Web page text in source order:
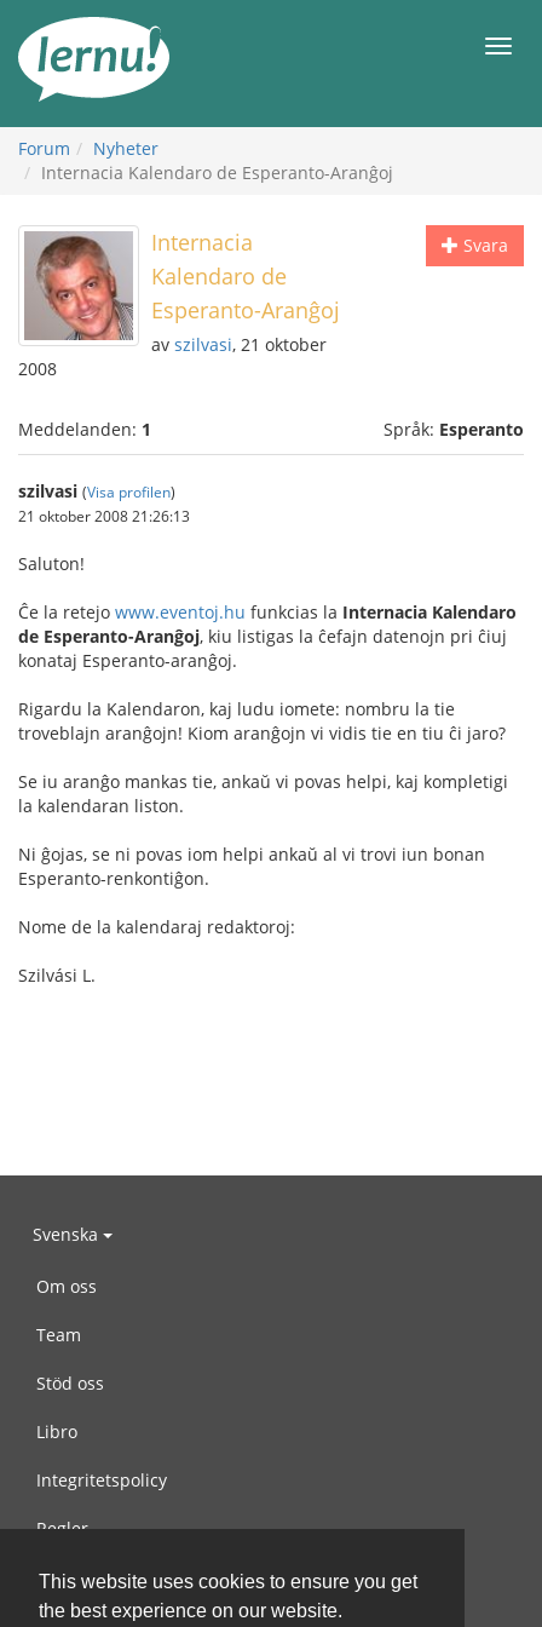
This website uses cookies to ensure you get
the best experience on our website.
sidans
innehåll
Meny
Forum
Nyheter
Internacia Kalendaro de Esperanto-Aranĝoj
Svara
Internacia
Kalendaro de
Esperanto-Aranĝoj
av szilvasi, 21 oktober
2008
Meddelanden: 1 Språk: Esperanto
szilvasi (Visa profilen)
21 oktober 2008 21:26:13
Saluton!
Ĉe la retejo www.eventoj.hu funkcias la Internacia Kalendaro
de Esperanto-Aranĝoj, kiu listigas la ĉefajn datenojn pri ĉiuj
konataj Esperanto-aranĝoj.
Rigardu la Kalendaron, kaj ludu iomete: nombru la tie
troveblajn aranĝojn! Kiom aranĝojn vi vidis tie en tiu ĉi jaro?
Se iu aranĝo mankas tie, ankaŭ vi povas helpi, kaj kompletigi
la kalendaran liston.
Ni ĝojas, se ni povas iom helpi ankaŭ al vi trovi iun bonan
Esperanto-renkontiĝon.
Nome de la kalendaraj redaktoroj:
Szilvási L.
Svenska
Om oss
Team
Stöd oss
Libro
Integritetspolicy
Regler
Kontakta oss